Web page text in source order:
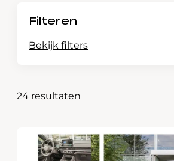
Contact
Filteren
Bekijk filters
Nieuw/occasions
24 resultaten